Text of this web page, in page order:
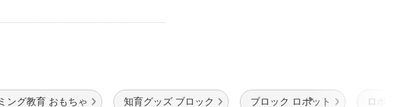
ング教育 おもちゃ 知育グッズ ブロック ブロック ロボット ロボッ